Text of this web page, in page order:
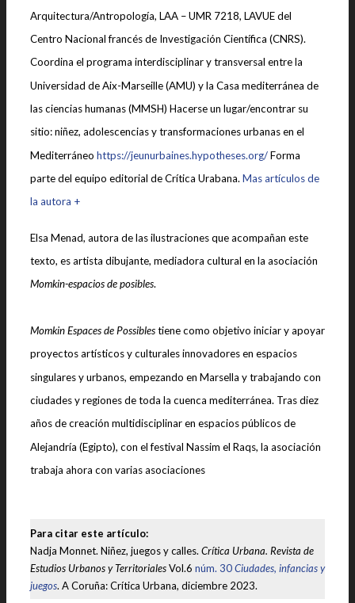
Arquitectura/Antropología, LAA – UMR 7218, LAVUE del
Centro Nacional francés de Investigación Científica (CNRS).
Coordina el programa interdisciplinar y transversal entre la
Universidad de Aix-Marseille (AMU) y la Casa mediterránea de
las ciencias humanas (MMSH) Hacerse un lugar/encontrar su
sitio: niñez, adolescencias y transformaciones urbanas en el
Mediterráneo https://jeunurbaines.hypotheses.org/Forma
parte del equipo editorial de Crítica Urabana. Mas artículos de
la autora +
Elsa Menad, autora de las ilustraciones que acompañan este
texto, es artista dibujante, mediadora cultural en la asociación
Momkin-espacios de posibles.
Momkin Espaces de Possiblestiene como objetivo iniciar y apoyar
proyectos artísticos y culturales innovadores en espacios
singulares y urbanos, empezando en Marsella y trabajando con
ciudades y regiones de toda la cuenca mediterránea. Tras diez
años de creación multidisciplinar en espacios públicos de
Alejandría (Egipto), con el festival Nassim el Raqs, la asociación
trabaja ahora con varias asociaciones
Para citar este artículo:
Nadja Monnet. Niñez, juegos y calles. Crítica Urbana. Revista de
Estudios Urbanos y TerritorialesVol.6 núm. 30Ciudades, infancias y
juegos. A Coruña: Crítica Urbana, diciembre 2023.